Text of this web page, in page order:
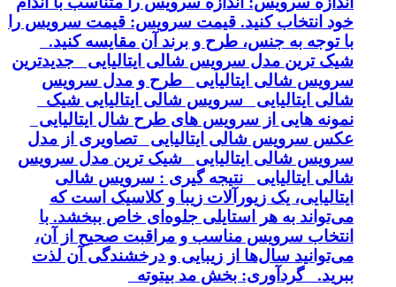
خود انتخاب کنید. قیمت سرویس: قیمت سرویس را
با توجه به جنس، طرح و برند آن مقایسه کنید.
شیک ترین مدل سرویس شالی ایتالیایی جدیدترین
سرویس شالی ایتالیایی طرح و مدل سرویس
شالی ایتالیایی سرویس شالی ایتالیایی شیک
نمونه هایی از سرویس های طرح شال ایتالیایی
عکس سرویس شالی ایتالیایی تصاویری از مدل
سرویس شالی ایتالیایی شیک ترین مدل سرویس
شالی ایتالیایی نتیجه گیری : سرویس شالی
ایتالیایی، یک زیورآلات زیبا و کلاسیک است که
می‌تواند به هر استایلی جلوه‌ای خاص ببخشد. با
انتخاب سرویس مناسب و مراقبت صحیح از آن،
می‌توانید سال‌ها از زیبایی و درخشندگی آن لذت
ببرید. گردآوری: بخش مد بیتوته